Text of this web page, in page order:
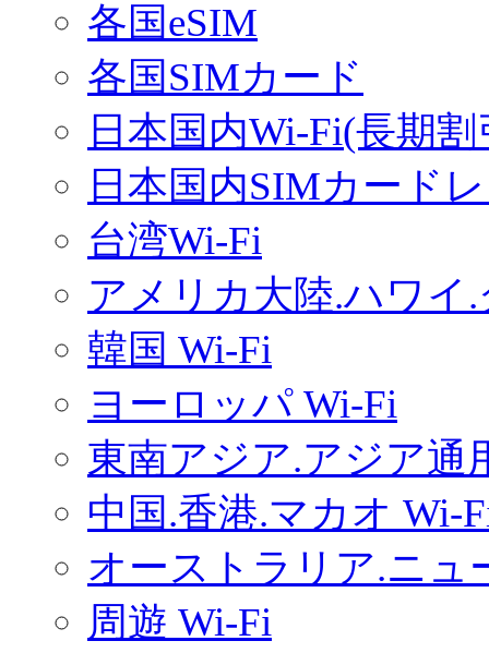
各国eSIM
各国SIMカード
日本国内Wi-Fi(長期
日本国内SIMカード
台湾Wi-Fi
アメリカ大陸.ハワイ
韓国 Wi-Fi
ヨーロッパ Wi-Fi
東南アジア.アジア通
中国.香港.マカオ Wi-
オーストラリア.ニュ
周遊 Wi-Fi